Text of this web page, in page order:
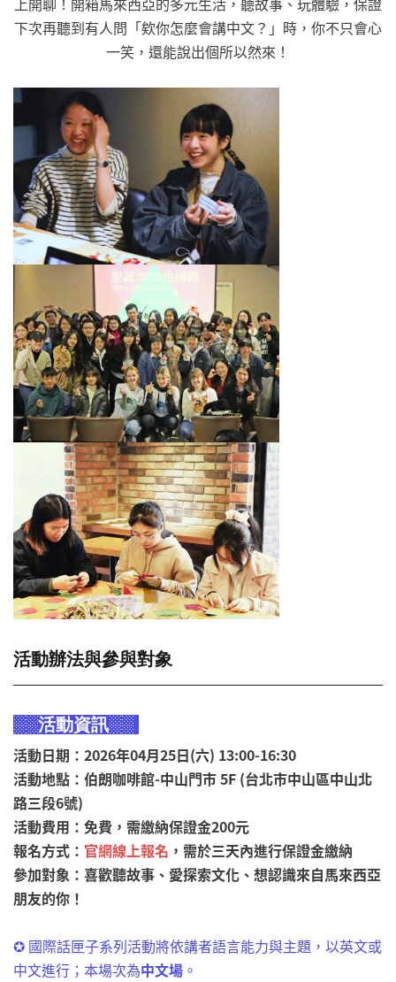
下次再聽到有人問「欸你怎麼會講中文？」時，你不只會心
一笑，還能說出個所以然來！
活動辦法與參與對象
░░活動資訊░░
活動日期：2026年04月25日(六) 13:00-16:30
活動地點：伯朗咖啡館-中山門市 5F (台北市中山區中山北
路三段6號)
活動費用：免費，需繳納保證金200元
報名方式： 官網線上報名 ，需於三天內進行保證金繳納
參加對象：喜歡聽故事、愛探索文化、想認識來自馬來西亞
朋友的你！
✪ 國際話匣子系列活動將依講者語言能力與主題，以英文或
中文進行；本場次為中文場 。